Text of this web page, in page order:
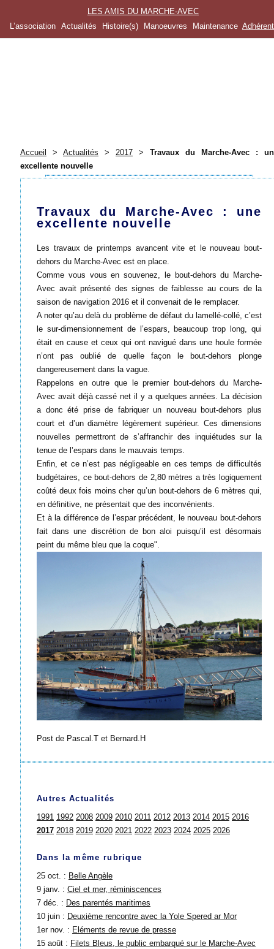
LES AMIS DU MARCHE-AVEC
L’association
Actualités Histoire(s) Manoeuvres Maintenance
Accueil > Actualités > 2017 > Travaux du Marche-Avec :
excellente nouvelle
Travaux du Marche-Avec : une
excellente nouvelle
Les travaux de printemps avancent vite et le nouveau bout-
dehors du Marche-Avec est en place.
Comme vous vous en souvenez, le bout-dehors du Marche-
Avec avait présenté des signes de faiblesse au cours de la
saison de navigation 2016 et il convenait de le remplacer.
A noter qu’au delà du problème de défaut du lamellé-collé, c’est
le sur-dimensionnement de l’espars, beaucoup trop long, qui
était en cause et ceux qui ont navigué dans une houle formée
n’ont pas oublié de quelle façon le bout-dehors plonge
dangereusement dans la vague.
Rappelons en outre que le premier bout-dehors du Marche-
Avec avait déjà cassé net il y a quelques années. La décision
a donc été prise de fabriquer un nouveau bout-dehors plus
court et d’un diamètre légèrement supérieur. Ces dimensions
nouvelles permettront de s’affranchir des inquiétudes sur la
tenue de l’espars dans le mauvais temps.
Enfin, et ce n’est pas négligeable en ces temps de difficultés
budgétaires, ce bout-dehors de 2,80 mètres a très logiquement
coûté deux fois moins cher qu’un bout-dehors de 6 mètres qui,
en définitive, ne présentait que des inconvénients.
Et à la différence de l’espar précédent, le nouveau bout-dehors
fait dans une discrétion de bon aloi puisqu’il est désormais
peint du même bleu que la coque".
Post de Pascal.T et Bernard.H
Autres Actualités
1991 1992 2008 2009 2010 2011 2012 2013 2014 2015 2016
2017 2018 2019 2020 2021 2022 2023 2024 2025 2026
Dans la même rubrique
25 oct. : Belle Angèle
9 janv. : Ciel et mer, réminiscences
7 déc. : Des parentés maritimes
10 juin : Deuxième rencontre avec la Yole Spered ar Mor
1er nov. : Eléments de revue de presse
15 août : Filets Bleus, le public embarqué sur le Marche-Avec